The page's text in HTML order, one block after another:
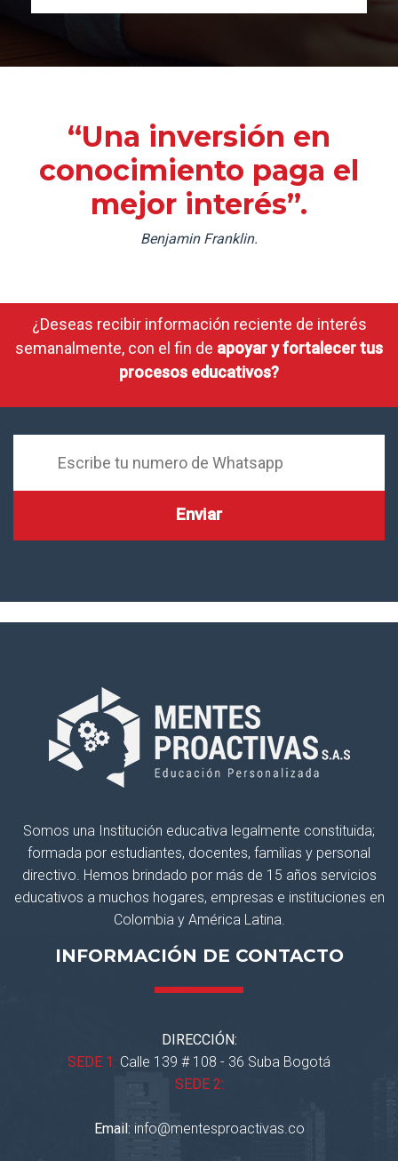
“Una inversión en
conocimiento paga el
mejor interés”.
Benjamin Franklin.
¿Deseas recibir información reciente de interés
semanalmente, con el fin de apoyar y fortalecer tus
procesos educativos?
Somos una Institución educativa legalmente constituida;
formada por estudiantes, docentes, familias y personal
directivo. Hemos brindado por más de 15 años servicios
educativos a muchos hogares, empresas e instituciones en
Colombia y América Latina.
INFORMACIÓN DE CONTACTO
DIRECCIÓN:
SEDE 1: Calle 139 # 108 - 36 Suba Bogotá
SEDE 2:
Email: info@mentesproactivas.co